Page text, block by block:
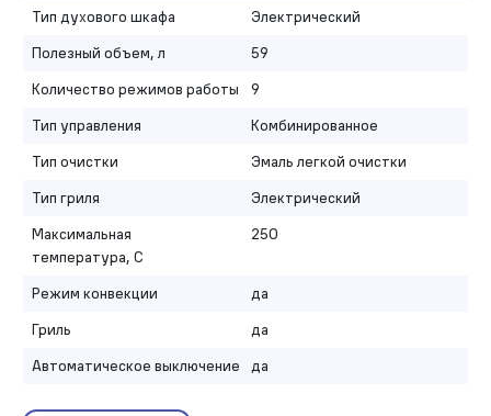
Тип духового шкафа
Электрический
Полезный объем, л
59
Количество режимов работы
9
Тип управления
Комбинированное
Тип очистки
Эмаль легкой очистки
Тип гриля
Электрический
Максимальная
температура, С
250
Режим конвекции
да
Гриль
да
Автоматическое выключение
да